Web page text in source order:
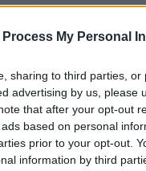
Process My Personal
sharing to third parties,
advertising by us, please
that after your opt-out
based on personal
prior to your opt-out.
information by third
la un poligon
Cel puțin
a avut loc la un
o țară membră a